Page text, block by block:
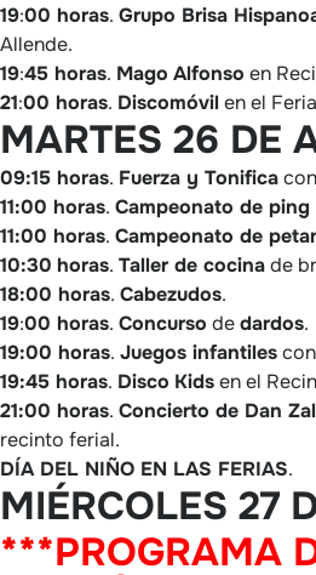
19:00 horas. Grupo Brisa
Allende.
19:45 horas. Mago Alfonso en
21:00 horas. Discomóvilen el
MARTES 26 DE
09:15 horas. Fuerza y Tonifica
11:00 horas. Campeonato de
11:00 horas. Campeonato de
10:30 horas. Taller de cocinade
18:00 horas. Cabezudos.
19:00 horas. Concurso dedardos.
19:00 horas. Juegos infantiles
19:45 horas. Disco Kidsen el
21:00 horas. Concierto de Dan
recinto ferial.
DÍA DEL NIÑO EN LAS FERIAS.
MIÉRCOLES 27
***PROGRAMA